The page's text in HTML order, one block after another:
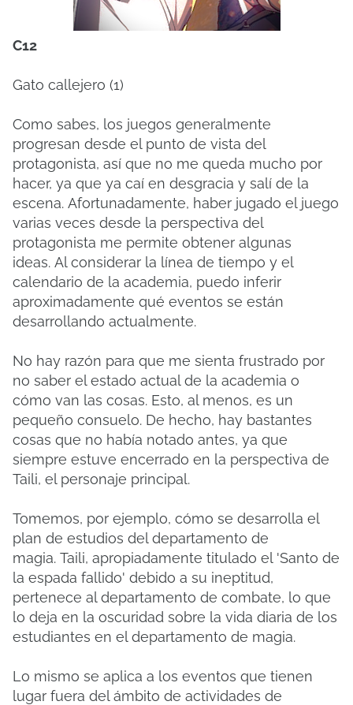
C12
Gato callejero (1)
Como sabes, los juegos generalmente
progresan desde el punto de vista del
protagonista, así que no me queda mucho por
hacer, ya que ya caí en desgracia y salí de la
escena. Afortunadamente, haber jugado el juego
varias veces desde la perspectiva del
protagonista me permite obtener algunas
ideas. Al considerar la línea de tiempo y el
calendario de la academia, puedo inferir
aproximadamente qué eventos se están
desarrollando actualmente.
No hay razón para que me sienta frustrado por
no saber el estado actual de la academia o
cómo van las cosas. Esto, al menos, es un
pequeño consuelo. De hecho, hay bastantes
cosas que no había notado antes, ya que
siempre estuve encerrado en la perspectiva de
Taili, el personaje principal.
Tomemos, por ejemplo, cómo se desarrolla el
plan de estudios del departamento de
magia. Taili, apropiadamente titulado el 'Santo de
la espada fallido' debido a su ineptitud,
pertenece al departamento de combate, lo que
lo deja en la oscuridad sobre la vida diaria de los
estudiantes en el departamento de magia.
Lo mismo se aplica a los eventos que tienen
lugar fuera del ámbito de actividades de